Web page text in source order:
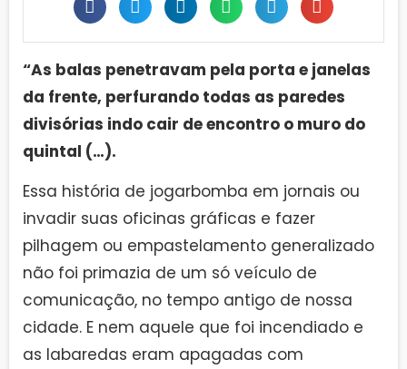
“As balas penetravam pela porta e janelas
da frente, perfurando todas as paredes
divisórias indo cair de encontro o muro do
quintal (…).
Essa história de jogarbomba em jornais ou
invadir suas oficinas gráficas e fazer
pilhagem ou empastelamento generalizado
não foi primazia de um só veículo de
comunicação, no tempo antigo de nossa
cidade. E nem aquele que foi incendiado e
as labaredas eram apagadas com